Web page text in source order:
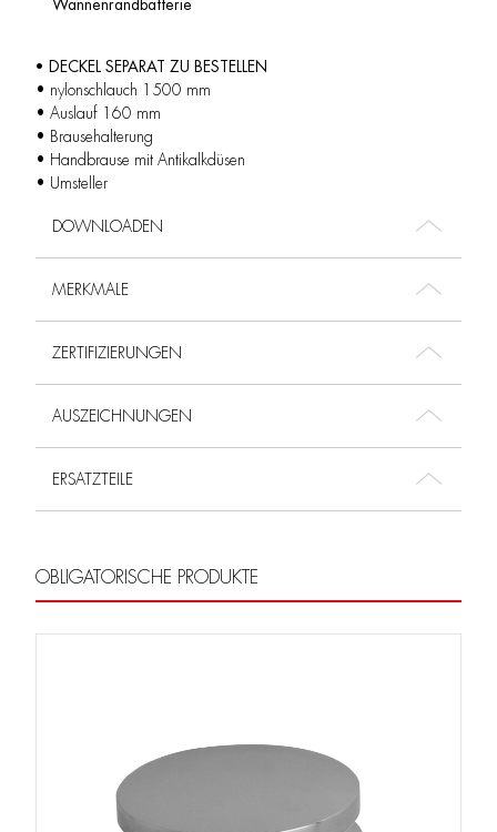
Wannenrandbatterie
• DECKEL SEPARAT ZU BESTELLEN
• nylonschlauch 1500 mm
• Auslauf 160 mm
• Brausehalterung
• Handbrause mit Antikalkdüsen
• Umsteller
DOWNLOADEN
MERKMALE
ZERTIFIZIERUNGEN
AUSZEICHNUNGEN
ERSATZTEILE
OBLIGATORISCHE PRODUKTE